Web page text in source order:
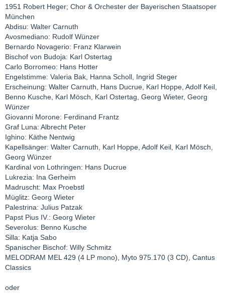
1951 Robert Heger; Chor & Orchester der Bayerischen Staatsoper
München
Abdisu: Walter Carnuth
Avosmediano: Rudolf Wünzer
Bernardo Novagerio: Franz Klarwein
Bischof von Budoja: Karl Ostertag
Carlo Borromeo: Hans Hotter
Engelstimme: Valeria Bak, Hanna Scholl, Ingrid Steger
Erscheinung: Walter Carnuth, Hans Ducrue, Karl Hoppe, Adolf Keil,
Benno Kusche, Karl Mösch, Karl Ostertag, Georg Wieter, Georg
Wünzer
Giovanni Morone: Ferdinand Frantz
Graf Luna: Albrecht Peter
Ighino: Käthe Nentwig
Kapellsänger: Walter Carnuth, Karl Hoppe, Adolf Keil, Karl Mösch,
Georg Wünzer
Kardinal von Lothringen: Hans Ducrue
Lukrezia: Ina Gerheim
Madruscht: Max Proebstl
Müglitz: Georg Wieter
Palestrina: Julius Patzak
Papst Pius IV.: Georg Wieter
Severolus: Benno Kusche
Silla: Katja Sabo
Spanischer Bischof: Willy Schmitz
MELODRAM MEL 429 (4 LP mono), Myto 975.170 (3 CD), Cantus
Classics
oder